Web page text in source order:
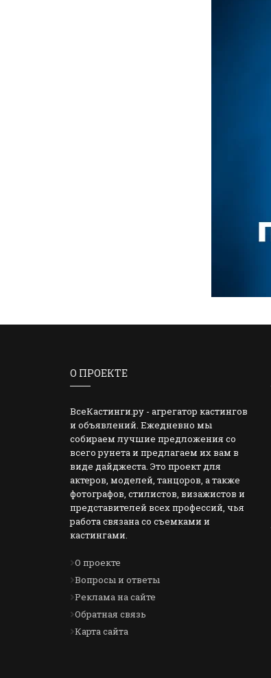
О ПРОЕКТЕ
ВсеКастинги.ру - агрегатор кастингов
и объявлений. Ежедневно мы
собираем лучшие предложения со
всего рунета и предлагаем их вам в
виде дайджеста. Это проект для
актеров, моделей, танцоров, а также
фотографов, стилистов, визажистов и
представителей всех профессий, чья
работа связана со съемками и
кастингами.
О проекте
Вопросы и ответы
Реклама на сайте
Обратная связь
Карта сайта